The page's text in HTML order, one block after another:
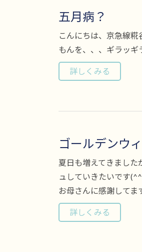
五月病？
こんにちは、京急線
もんを、、、ギラッギ
詳しくみる
ゴールデンウ
夏日も増えてきまし
ュしていきたいです
お母さんに感謝してま
詳しくみる